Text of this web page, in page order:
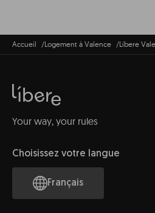
Accueil Logement à Valence Líbere
Your way, your rules
Choisissez votre langue
Français